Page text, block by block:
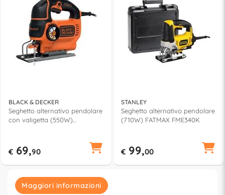
BLACK & DECKER
Seghetto alternativo pendolare
con valigetta (550W)
€ 69,90
STANLEY
Seghetto alternativo pendolare
(710W) FATMAX FME340K
€ 99,00
Maggiori informazioni